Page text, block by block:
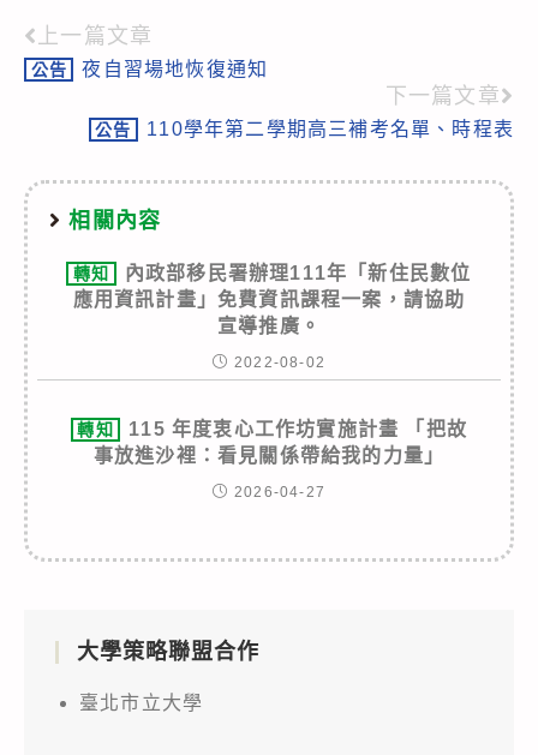
Read
more
articles
上一篇文章
公告 夜自習場地恢復通知
下一篇文章
公告 110學年第二學期高三補考名單、時程表
相關內容
轉知
內政部移民署辦理111年「新住民數位
應用資訊計畫」免費資訊課程一案，請協助
宣導推廣。
2022-08-02
轉知
115 年度衷心工作坊實施計畫 「把故
事放進沙裡：看見關係帶給我的力量」
2026-04-27
大學策略聯盟合作
臺北市立大學